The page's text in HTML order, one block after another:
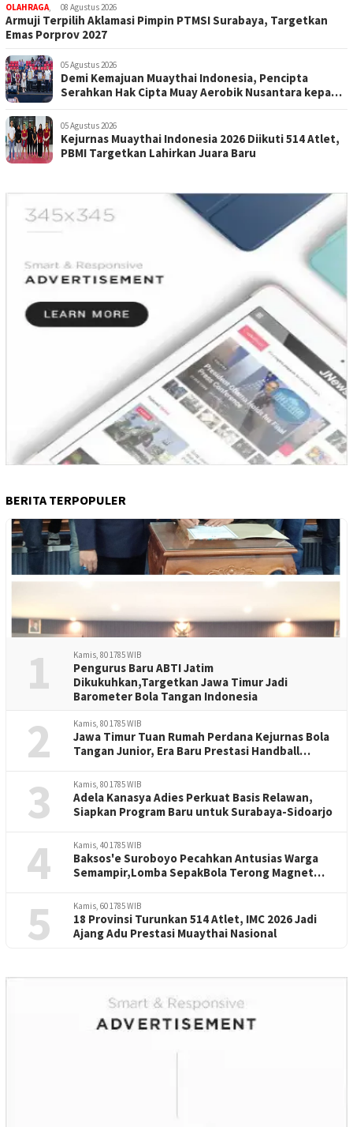
OLAHRAGA, 08 Agustus 2026
Armuji Terpilih Aklamasi Pimpin PTMSI Surabaya, Targetkan
Emas Porprov 2027
05 Agustus 2026
Demi Kemajuan Muaythai Indonesia, Pencipta
Serahkan Hak Cipta Muay Aerobik Nusantara kepada
05 Agustus 2026
Kejurnas Muaythai Indonesia 2026 Diikuti 514 Atlet,
PBMI Targetkan Lahirkan Juara Baru
BERITA TERPOPULER
1 Kamis, 80 1785 WIB
Pengurus Baru ABTI Jatim
Dikukuhkan,Targetkan Jawa Timur Jadi
Barometer Bola Tangan Indonesia
2 Kamis, 80 1785 WIB
Jawa Timur Tuan Rumah Perdana Kejurnas Bola
Tangan Junior, Era Baru Prestasi Handball
3 Kamis, 80 1785 WIB
Adela Kanasya Adies Perkuat Basis Relawan,
Siapkan Program Baru untuk Surabaya-Sidoarjo
4 Kamis, 40 1785 WIB
Baksos'e Suroboyo Pecahkan Antusias Warga
Semampir,Lomba SepakBola Terong Magnet
5 Kamis, 60 1785 WIB
18 Provinsi Turunkan 514 Atlet, IMC 2026 Jadi
Ajang Adu Prestasi Muaythai Nasional